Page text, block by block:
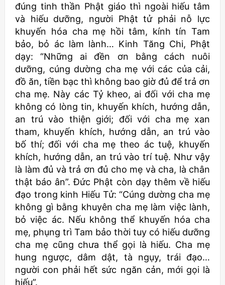
đúng tinh thần Phật giáo thì ngoài hiếu tâm
và hiếu dưỡng, người Phật tử phải nỗ lực
khuyến hóa cha mẹ hồi tâm, kính tín Tam
bảo, bỏ ác làm lành… Kinh Tăng Chi, Phật
dạy: “Những ai đền ơn bằng cách nuôi
dưỡng, cúng dường cha mẹ với các của cải,
đồ ăn, tiền bạc thì không bao giờ đủ để trả ơn
cha mẹ. Này các Tỷ kheo, ai đối với cha mẹ
không có lòng tin, khuyến khích, hướng dẫn,
an trú vào thiện giới; đối với cha mẹ xan
tham, khuyến khích, hướng dẫn, an trú vào
bố thí; đối với cha mẹ theo ác tuệ, khuyến
khích, hướng dẫn, an trú vào trí tuệ. Như vậy
là làm đủ và trả ơn đủ cho mẹ và cha, là chân
thật báo ân”. Đức Phật còn dạy thêm về hiếu
đạo trong kinh Hiếu Tử: “Cúng dường cha mẹ
không gì bằng khuyên cha mẹ làm việc lành,
bỏ việc ác. Nếu không thể khuyến hóa cha
mẹ, phụng trì Tam bảo thời tuy có hiếu dưỡng
cha mẹ cũng chưa thể gọi là hiếu. Cha mẹ
hung ngược, dâm dật, tà ngụy, trái đạo…
người con phải hết sức ngăn cản, mới gọi là
hiếu”.